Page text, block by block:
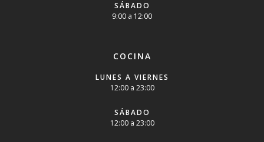
SÁBADO
9:00 a 12:00
COCINA
LUNES A VIERNES
12:00 a 23:00
SÁBADO
12:00 a 23:00